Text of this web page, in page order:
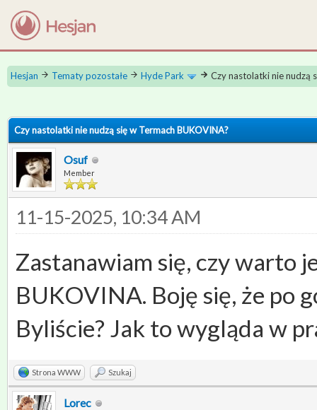
Hesjan Tematy pozostałe Hyde Park Czy nastolatki nie nudzą
Czy nastolatki nie nudzą się w Termach BUKOVINA?
Osuf
Member
11-15-2025, 10:34 AM
Zastanawiam się, czy warto
BUKOVINA. Boję się, że po
Byliście? Jak to wygląda w
Strona WWW Szukaj
Lorec